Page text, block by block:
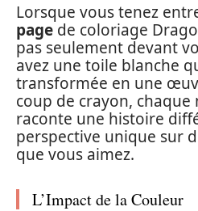
Lorsque vous tenez
page de coloriage
pas seulement devant
avez une toile blanche
transformée en une
coup de crayon,
raconte une histoire
perspective unique sur
que vous aimez.
L’Impact de la Couleur